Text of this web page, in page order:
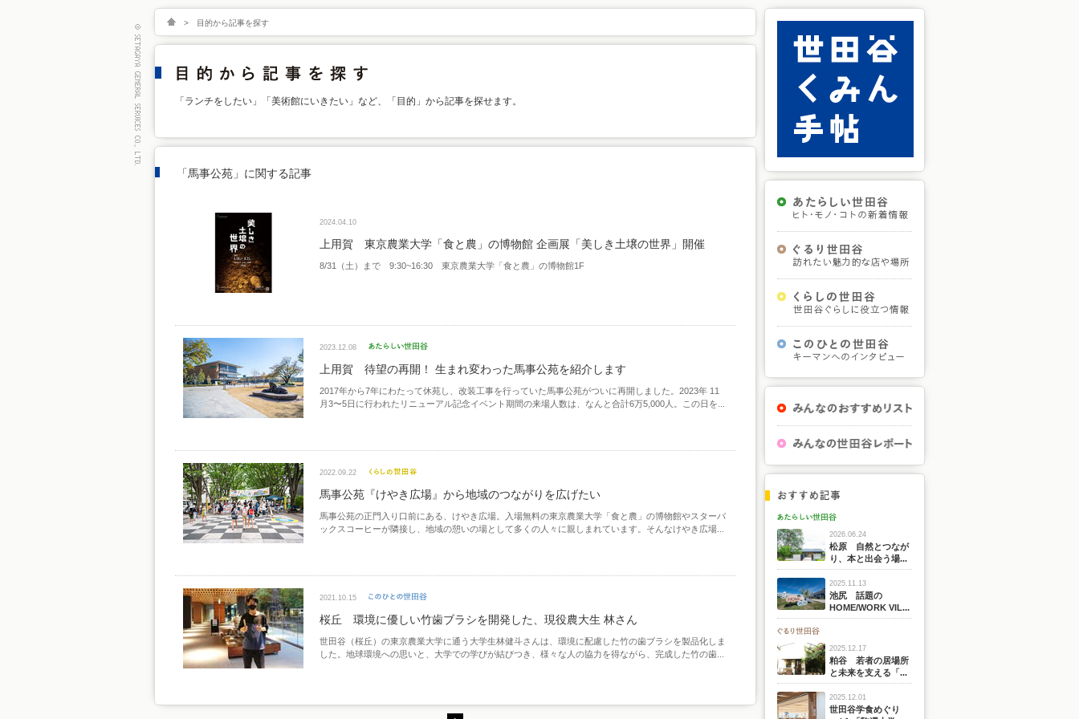
> 目的から記事を探す
「ランチをしたい」「美術館にいきたい」など、「目的」から記事を探せます。
「馬事公苑」に関する記事
2024.04.10
上用賀 東京農業大学「食と農」の博物館 企画展「美しき土壌の世界」開催
8/31（土）まで 9:30~16:30 東京農業大学「食と農」の博物館1F
2023.12.08
上用賀 待望の再開！ 生まれ変わった馬事公苑を紹介します
2017年から7年にわたって休苑し、改装工事を行っていた馬事公苑がついに再開しました。2023年 11
月3〜5日に行われたリニューアル記念イベント期間の来場人数は、なんと合計6万5,000人。この日を...
2022.09.22
馬事公苑『けやき広場』から地域のつながりを広げたい
馬事公苑の正門入り口前にある、けやき広場。入場無料の東京農業大学「食と農」の博物館やスターバ
ックスコーヒーが隣接し、地域の憩いの場として多くの人々に親しまれています。そんなけやき広場...
2021.10.15
桜丘 環境に優しい竹歯ブラシを開発した、現役農大生 林さん
世田谷（桜丘）の東京農業大学に通う大学生林健斗さんは、環境に配慮した竹の歯ブラシを製品化しま
した。地球環境への思いと、大学での学びが結びつき、様々な人の協力を得ながら、完成した竹の歯...
2026.06.24
松原 自然とつなが
り、本と出会う場...
2025.11.13
池尻 話題の
HOME/WORK VIL...
2025.12.17
粕谷 若者の居場所
と未来を支える「...
2025.12.01
世田谷学食めぐり